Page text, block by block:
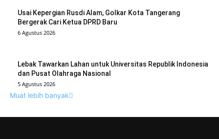
Usai Kepergian Rusdi Alam, Golkar Kota Tangerang
Bergerak Cari Ketua DPRD Baru
6 Agustus 2026
Lebak Tawarkan Lahan untuk Universitas Republik Indonesia
dan Pusat Olahraga Nasional
5 Agustus 2026
Muat lebih banyak